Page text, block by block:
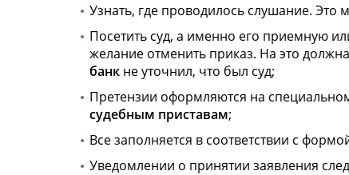
Узнать, где проводилось слушание. Это
Посетить суд, а именно его приемную
желание отменить приказ. На это
банк не уточнил, что был суд;
Претензии оформляются на
судебным приставам;
Все заполняется в соответствии с
Уведомлении о принятии заявления